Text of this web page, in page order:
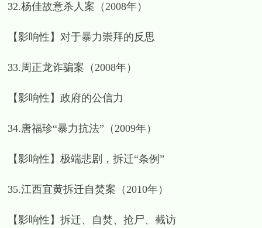
32.杨佳故意杀人案（2008年）
【影响性】对于暴力崇拜的反思
33.周正龙诈骗案（2008年）
【影响性】政府的公信力
34.唐福珍“暴力抗法”（2009年）
【影响性】极端悲剧，拆迁“条例”
35.江西宜黄拆迁自焚案（2010年）
【影响性】拆迁、自焚、抢尸、截访